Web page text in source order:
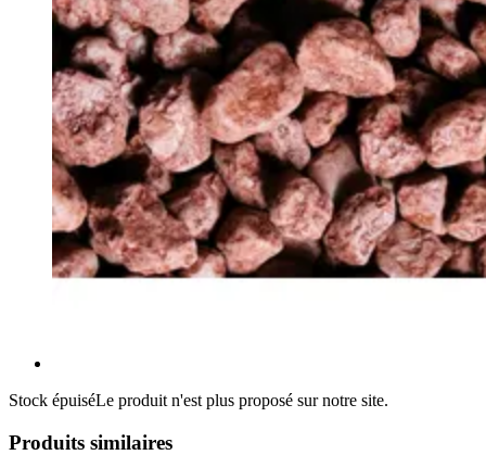
Stock épuiséLe produit n'est plus proposé sur notre site.
Produits similaires